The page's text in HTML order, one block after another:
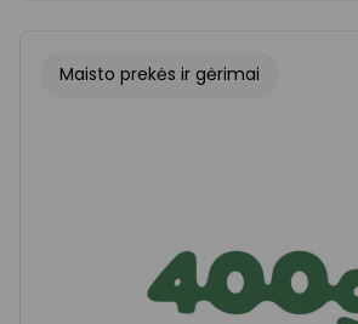
Maisto prekės ir gėrimai